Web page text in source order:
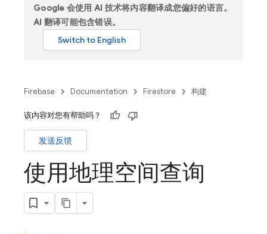
Google 会使用 AI 技术将内容翻译成您偏好的语言。
AI 翻译可能包含错误。
Firebase Documentation Firestore 构建
该内容对您有帮助吗？
发送反馈
使用地理空间查询